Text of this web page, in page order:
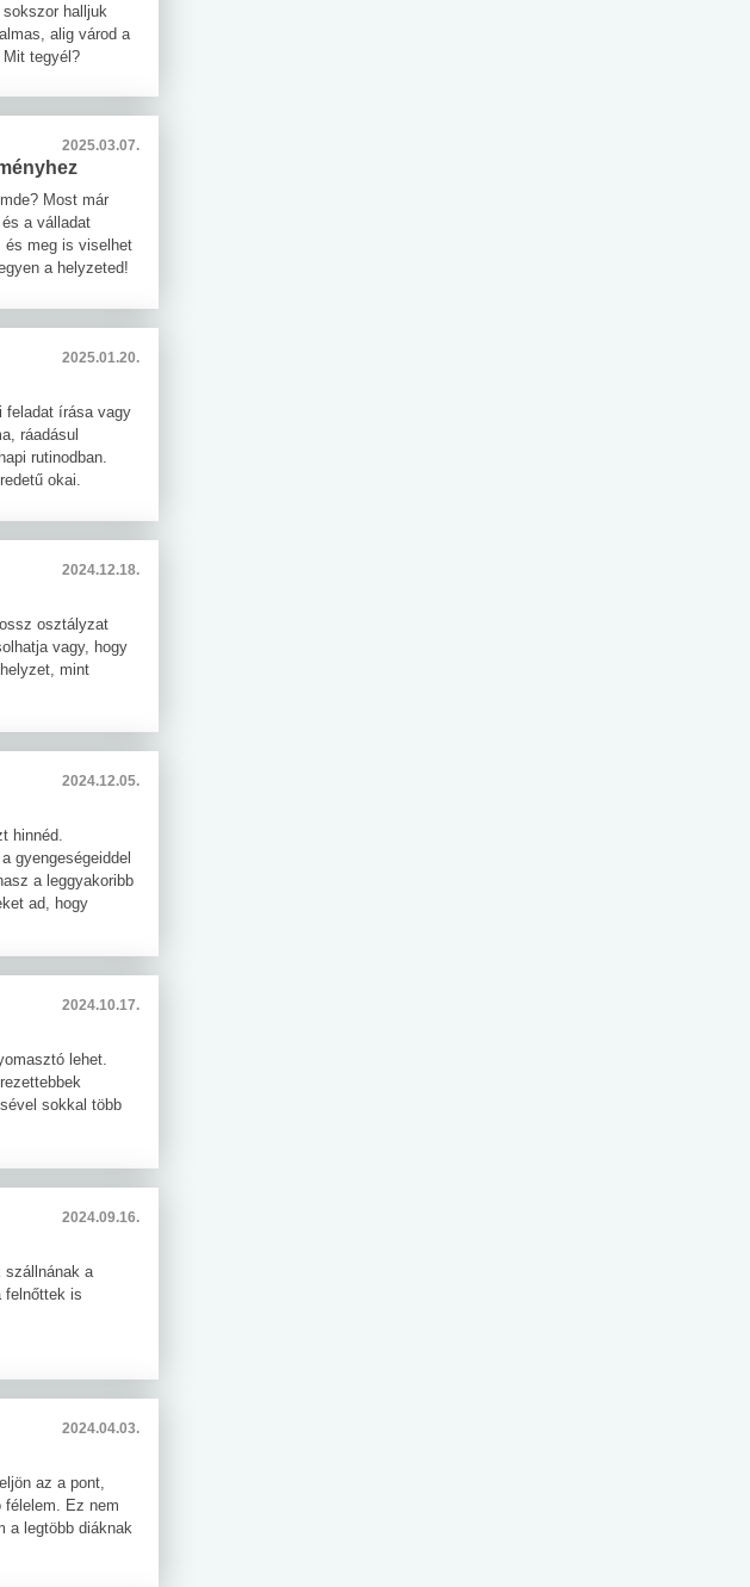
halljuk
alig várod a
tegyél?
2025.03.07.
Most már
a válladat
és meg is viselhet
a helyzeted!
2025.01.20.
feladat írása vagy
ráadásul
rutinodban.
okai.
2024.12.18.
osztályzat
vagy, hogy
mint
2024.12.05.
hinnéd.
gyengeségeiddel
a leggyakoribb
ad, hogy
2024.10.17.
lehet.
sokkal több
2024.09.16.
szállnának a
felnőttek is
2024.04.03.
az a pont,
félelem. Ez nem
a legtöbb diáknak